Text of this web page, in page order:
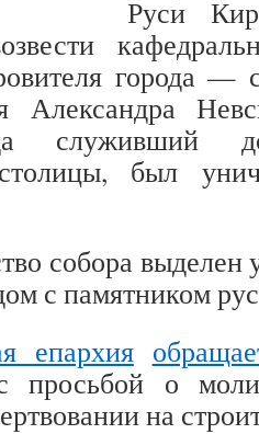
Руси
города —
Александра
служивший
был
собора выделен
с памятником
епархия
просьбой о
на